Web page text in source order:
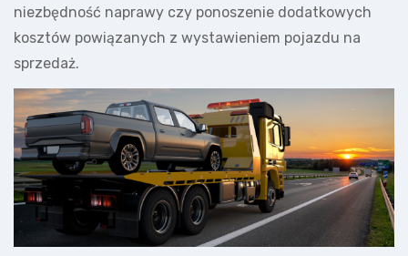
niezbędność naprawy czy ponoszenie dodatkowych
kosztów powiązanych z wystawieniem pojazdu na
sprzedaż.